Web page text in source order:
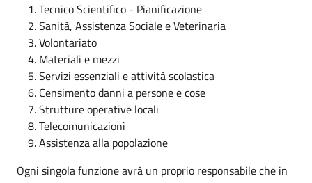
Tecnico Scientifico - Pianificazione
Sanità, Assistenza Sociale e Veterinaria
Volontariato
Materiali e mezzi
Servizi essenziali e attività scolastica
Censimento danni a persone e cose
Strutture operative locali
Telecomunicazioni
Assistenza alla popolazione
Ogni singola funzione avrà un proprio responsabile che in